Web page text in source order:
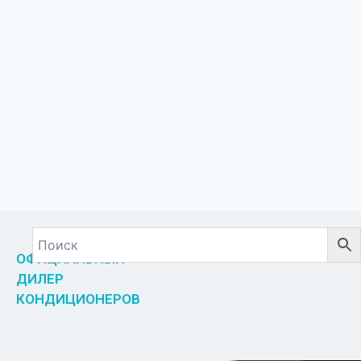
ОФИЦИАЛЬНЫЙ
ДИЛЕР
КОНДИЦИОНЕРОВ